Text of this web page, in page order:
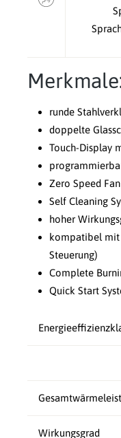
runde
doppelte
Touch-Display
Zero Speed
Self Cleaning
hoher
kompatibel mit
Steuerung)
Complete
Quick Start
Wirkungsgrad